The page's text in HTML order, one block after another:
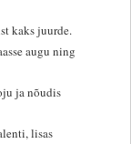
kaks juurde.
augu ning
ja nõudis
lisas